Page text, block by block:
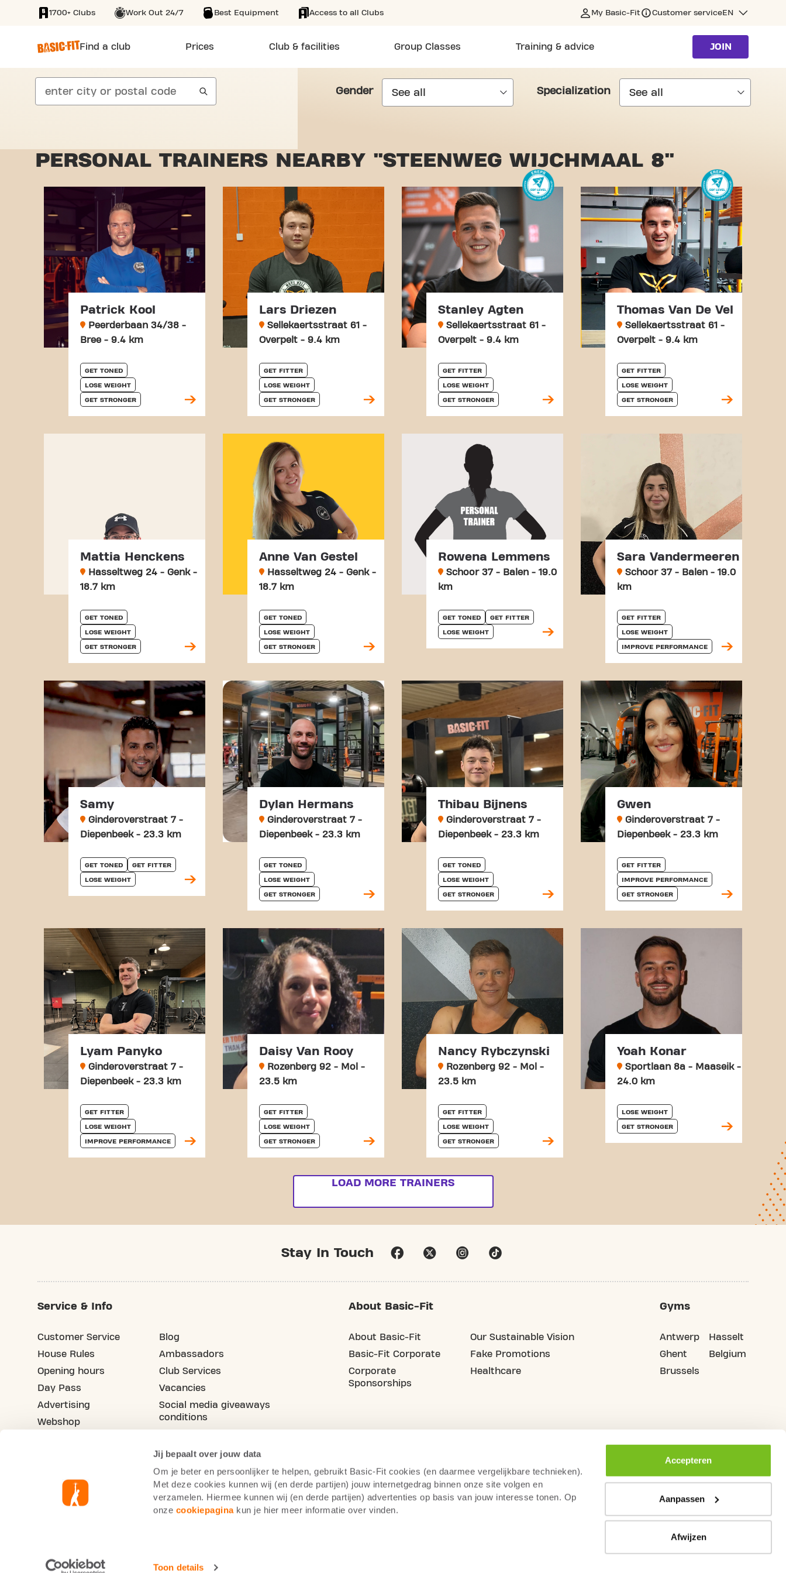
Jij bepaalt over jouw data
Om je beter en persoonlijker te helpen, gebruikt Basic-Fit cookies (en daarmee vergelijkbare technieken).
Met deze cookies kunnen wij (en derde partijen) jouw internetgedrag binnen onze site volgen en
verzamelen. Hiermee kunnen wij (en derde partijen) advertenties op basis van jouw interesse tonen. Op
onze cookiepaginakun je hier meer informatie over vinden.
Toon details
Accepteren
Aanpassen
Afwijzen
SKIP TO MAIN CONTENT
1700+ Clubs Work Out 24/7 Best Equipment Access to all Clubs My Basic-Fit Customer serviceEN
Find a club Prices Club & facilities Group Classes Training & advice JOIN
search Gender Specialization
PERSONAL TRAINERS NEARBY "STEENWEG WIJCHMAAL 8"
Patrick Kool
Peerderbaan 34/38 -
Bree - 9.4 km
GET TONED
LOSE WEIGHT
GET STRONGER
Lars Driezen
Sellekaertsstraat 61 -
Overpelt - 9.4 km
GET FITTER
LOSE WEIGHT
GET STRONGER
Stanley Agten
Sellekaertsstraat 61 -
Overpelt - 9.4 km
GET FITTER
LOSE WEIGHT
GET STRONGER
Thomas Van De Vel
Sellekaertsstraat 61 -
Overpelt - 9.4 km
GET FITTER
LOSE WEIGHT
GET STRONGER
Mattia Henckens
Hasseltweg 24 - Genk -
18.7 km
GET TONED
LOSE WEIGHT
GET STRONGER
Anne Van Gestel
Hasseltweg 24 - Genk -
18.7 km
GET TONED
LOSE WEIGHT
GET STRONGER
Rowena Lemmens
Schoor 37 - Balen - 19.0
km
GET TONED GET FITTER
LOSE WEIGHT
Sara Vandermeeren
Schoor 37 - Balen - 19.0
km
GET FITTER
LOSE WEIGHT
IMPROVE PERFORMANCE
Samy
Ginderoverstraat 7 -
Diepenbeek - 23.3 km
GET TONED GET FITTER
LOSE WEIGHT
Dylan Hermans
Ginderoverstraat 7 -
Diepenbeek - 23.3 km
GET TONED
LOSE WEIGHT
GET STRONGER
Thibau Bijnens
Ginderoverstraat 7 -
Diepenbeek - 23.3 km
GET TONED
LOSE WEIGHT
GET STRONGER
Gwen
Ginderoverstraat 7 -
Diepenbeek - 23.3 km
GET FITTER
IMPROVE PERFORMANCE
GET STRONGER
Lyam Panyko
Ginderoverstraat 7 -
Diepenbeek - 23.3 km
GET FITTER
LOSE WEIGHT
IMPROVE PERFORMANCE
Daisy Van Rooy
Rozenberg 92 - Mol -
23.5 km
GET FITTER
LOSE WEIGHT
GET STRONGER
Nancy Rybczynski
Rozenberg 92 - Mol -
23.5 km
GET FITTER
LOSE WEIGHT
GET STRONGER
Yoah Konar
Sportlaan 8a - Maaseik -
24.0 km
LOSE WEIGHT
GET STRONGER
LOAD MORE TRAINERS
Stay In Touch
Service & Info
Customer Service
House Rules
Opening hours
Day Pass
Advertising
Webshop
Blog
Ambassadors
Club Services
Vacancies
Social media giveaways
conditions
About Basic-Fit
About Basic-Fit
Basic-Fit Corporate
Corporate
Sponsorships
Our Sustainable Vision
Fake Promotions
Healthcare
Gyms
Antwerp
Ghent
Brussels
Hasselt
Belgium
Basic-Fit Belgium